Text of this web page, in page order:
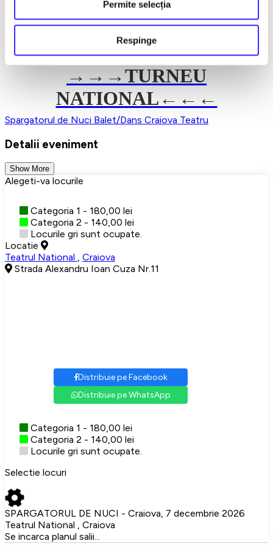
Permite selecția
Respinge
Recomandat copiilor peste 5 ani.
eleganța dansului și magia unei povești clasice care
continuă să cucerească publicul din întreaga lume.
→→→TURNEU
NATIONAL←←←
Spargatorul de Nuci Balet/Dans Craiova Teatru
Detalii eveniment
Show More
Alegeti-va locurile
Categoria 1 - 180,00 lei
Categoria 2 - 140,00 lei
Locurile gri sunt ocupate.
Locatie
Teatrul National , Craiova
Strada Alexandru Ioan Cuza Nr.11
Distribuie pe Facebook
Distribuie pe WhatsApp
Categoria 1 - 180,00 lei
Categoria 2 - 140,00 lei
Locurile gri sunt ocupate.
Selectie locuri
SPARGATORUL DE NUCI - Craiova, 7 decembrie 2026
Teatrul National , Craiova
Se incarca planul salii...